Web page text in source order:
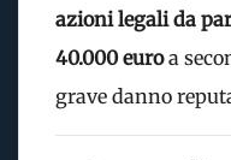
azioni legali da
40.000 euroa
grave danno